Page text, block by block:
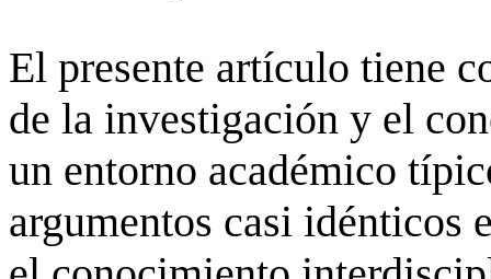
El presente artículo tiene
de la investigación y el
un entorno académico
argumentos casi idénticos